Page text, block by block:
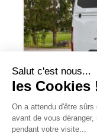
Malibu
qui ne